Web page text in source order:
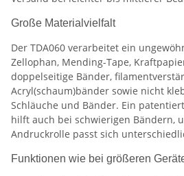
Große Materialvielfalt
Der TDA060 verarbeitet ein
Zellophan, Mending-Tape,
doppelseitige Bänder,
Acryl(schaum)bänder sowie nicht
Schläuche und Bänder. Ein
hilft auch bei schwierigen Bändern,
Andruckrolle passt sich
Funktionen wie bei größeren